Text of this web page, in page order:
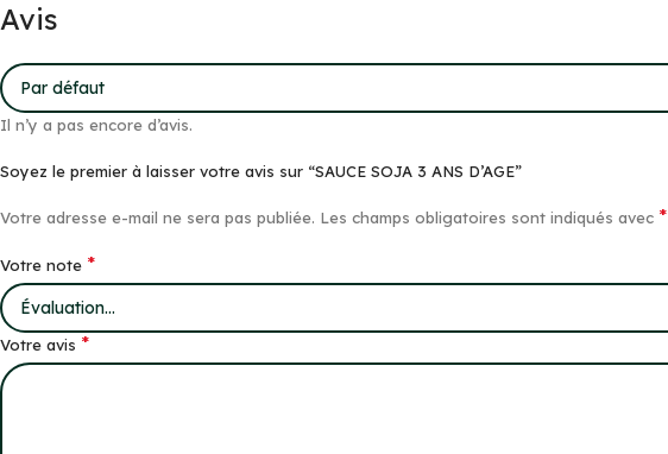
Avis
Il n’y a pas encore d’avis.
Soyez le premier à laisser votre avis sur “SAUCE SOJA 3 ANS D’AGE”
Votre adresse e-mail ne sera pas publiée. Les champs obligatoires sont indiqués avec *
Votre note *
Votre avis *